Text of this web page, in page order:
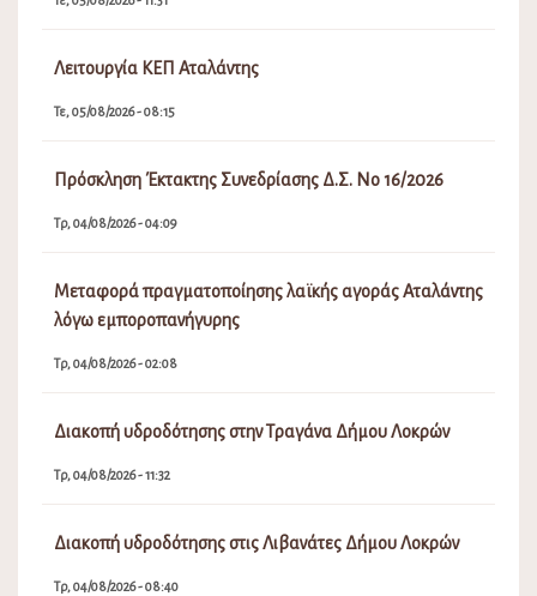
Λειτουργία ΚΕΠ Αταλάντης
Τε, 05/08/2026 - 08:15
Πρόσκληση Έκτακτης Συνεδρίασης Δ.Σ. Νο 16/2026
Τρ, 04/08/2026 - 04:09
Μεταφορά πραγματοποίησης λαϊκής αγοράς Αταλάντης
λόγω εμποροπανήγυρης
Τρ, 04/08/2026 - 02:08
Διακοπή υδροδότησης στην Τραγάνα Δήμου Λοκρών
Τρ, 04/08/2026 - 11:32
Διακοπή υδροδότησης στις Λιβανάτες Δήμου Λοκρών
Τρ, 04/08/2026 - 08:40